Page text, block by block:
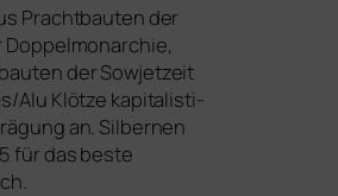
Prachtbauten der
Doppelmonarchie,
der Sowjetzeit
Alu Klötze kapi­ta­lis­ti­
an. Silbernen
für das bes­te